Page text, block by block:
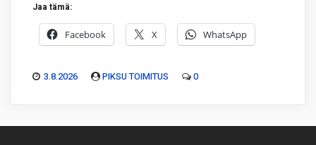
Jaa tämä:
Facebook X WhatsApp
3.8.2026 PIKSU TOIMITUS 0